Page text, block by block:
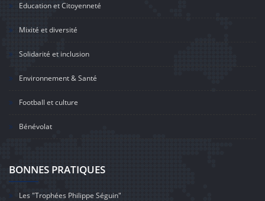
Education et Citoyenneté
Mixité et diversité
Solidarité et inclusion
Environnement & Santé
Football et culture
Bénévolat
BONNES PRATIQUES
Les "Trophées Philippe Séguin"